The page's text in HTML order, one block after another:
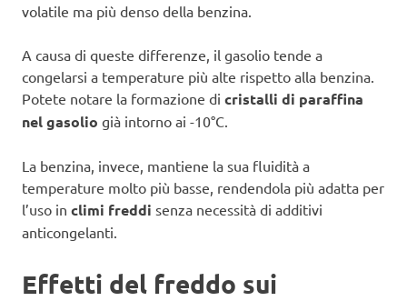
volatile ma più denso della benzina.
A causa di queste differenze, il gasolio tende a
congelarsi a temperature più alte rispetto alla benzina.
Potete notare la formazione di cristalli di paraffina
nel gasolio già intorno ai -10°C.
La benzina, invece, mantiene la sua fluidità a
temperature molto più basse, rendendola più adatta per
l’uso in climi freddi senza necessità di additivi
anticongelanti.
Effetti del freddo sui